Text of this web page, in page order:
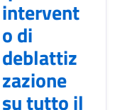
intervent
o di
deblattiz
zazione
su tutto il